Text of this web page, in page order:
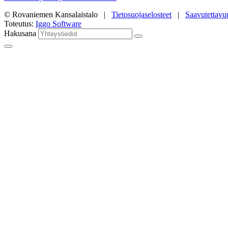
© Rovaniemen Kansalaistalo | Tietosuojaselosteet |
Toteutus: Iggo Software
Hakusana